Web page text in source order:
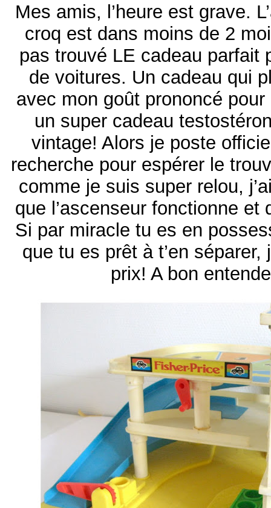
Mes amis, l’heure est grave.
croq est dans moins de 2
pas trouvé LE cadeau parfait
de voitures. Un cadeau qui
avec mon goût prononcé
un super cadeau
vintage! Alors je poste
recherche pour espérer le
comme je suis super relou,
que l’ascenseur fonctionne et
Si par miracle tu es en
que tu es prêt à t’en
prix! A bon